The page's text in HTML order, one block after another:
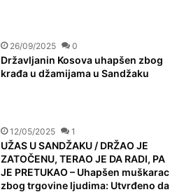
26/09/2025 0
Državljanin Kosova uhapšen zbog
krađa u džamijama u Sandžaku
12/05/2025 1
UŽAS U SANDŽAKU / DRŽAO JE
ZATOČENU, TERAO JE DA RADI, PA
JE PRETUKAO – Uhapšen muškarac
zbog trgovine ljudima: Utvrđeno da